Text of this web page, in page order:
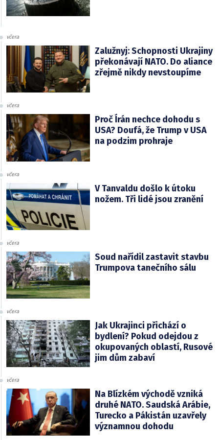
včera
Zalužnyj: Schopnosti Ukrajiny
překonávají NATO. Do aliance
zřejmě nikdy nevstoupíme
včera
Proč Írán nechce dohodu s
USA? Doufá, že Trump v USA
na podzim prohraje
včera
V Tanvaldu došlo k útoku
nožem. Tři lidé jsou zranění
včera
Soud nařídil zastavit stavbu
Trumpova tanečního sálu
včera
Jak Ukrajinci přichází o
bydlení? Pokud odejdou z
okupovaných oblastí, Rusové
jim dům zabaví
včera
Na Blízkém východě vzniká
druhé NATO. Saudská Arábie,
Turecko a Pákistán uzavřely
významnou dohodu